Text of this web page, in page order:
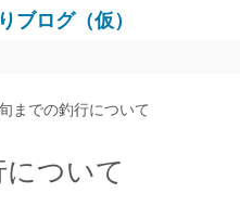
ブログ（仮）
までの釣行について
ついて